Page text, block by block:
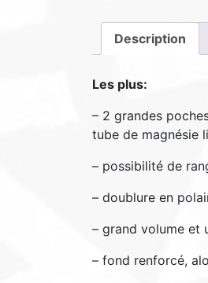
Description
Les plus:
– 2 grandes
tube de magnésie
– possibilité de
– doublure en
– grand volume et
– fond renforcé,